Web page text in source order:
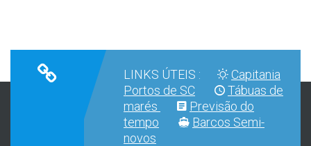
LINKS ÚTEIS :
Capitania
Portos de SC
Tábuas de
marés
Previsão do
tempo
Barcos Semi-
novos